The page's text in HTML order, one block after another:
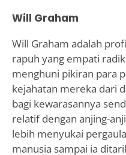
Will Graham
Will Graham adalah
rapuh yang empati
menghuni pikiran para
kejahatan mereka dari
bagi kewarasannya
relatif dengan anjing-
lebih menyukai
manusia sampai ia